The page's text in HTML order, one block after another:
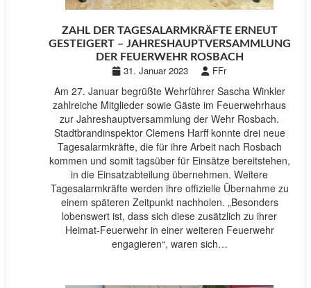
ZAHL DER TAGESALARMKRÄFTE ERNEUT
GESTEIGERT – JAHRESHAUPTVERSAMMLUNG
DER FEUERWEHR ROSBACH
31. Januar 2023 FFr
Am 27. Januar begrüßte Wehrführer Sascha Winkler
zahlreiche Mitglieder sowie Gäste im Feuerwehrhaus
zur Jahreshauptversammlung der Wehr Rosbach.
Stadtbrandinspektor Clemens Harff konnte drei neue
Tagesalarmkräfte, die für ihre Arbeit nach Rosbach
kommen und somit tagsüber für Einsätze bereitstehen,
in die Einsatzabteilung übernehmen. Weitere
Tagesalarmkräfte werden ihre offizielle Übernahme zu
einem späteren Zeitpunkt nachholen. „Besonders
lobenswert ist, dass sich diese zusätzlich zu ihrer
Heimat-Feuerwehr in einer weiteren Feuerwehr
engagieren“, waren sich…